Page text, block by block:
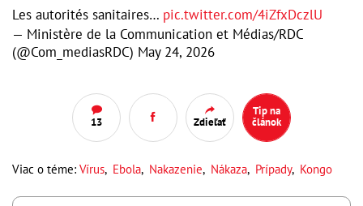
Les autorités sanitaires… pic.twitter.com/4iZfxDczlU
— Ministère de la Communication et Médias/RDC
(@Com_mediasRDC) May 24, 2026
13 Zdieľať
Tip na
článok
Viac o téme: Vírus, Ebola, Nakazenie, Nákaza, Prípady, Kongo